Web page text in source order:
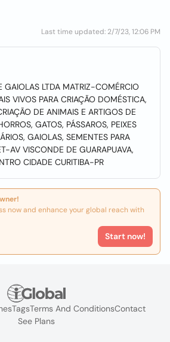
Last time updated: 2/7/23, 12:06 PM
GAIOLAS LTDA MATRIZ-COMÉRCIO
VIVOS PARA CRIAÇÃO DOMÉSTICA,
DE ANIMAIS E ARTIGOS DE
GATOS, PÁSSAROS, PEIXES
GAIOLAS, SEMENTES PARA
AV VISCONDE DE GUARAPUAVA,
CIDADE CURITIBA-PR
now and enhance your global reach with
Start now!
TagsTerms And ConditionsContact
See Plans